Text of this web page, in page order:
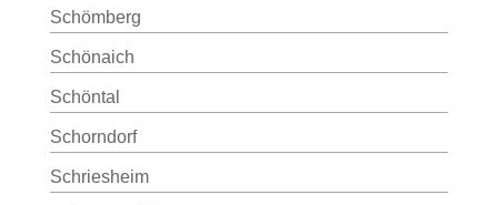
Schömberg
Schönaich
Schöntal
Schorndorf
Schriesheim